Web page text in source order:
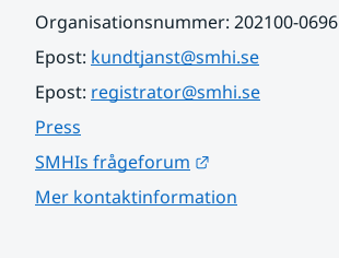
Organisationsnummer: 202100-0696
Epost: kundtjanst@smhi.se
Epost: registrator@smhi.se
Press
SMHIs frågeforum
Mer kontaktinformation